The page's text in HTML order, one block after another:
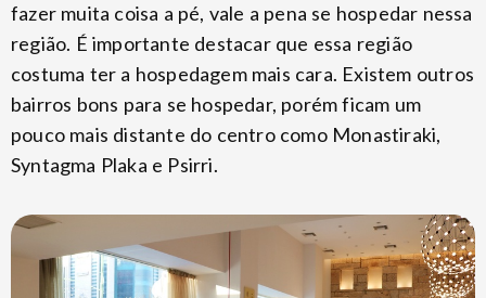
fazer muita coisa a pé, vale a pena se hospedar nessa
região. É importante destacar que essa região
costuma ter a hospedagem mais cara. Existem outros
bairros bons para se hospedar, porém ficam um
pouco mais distante do centro como Monastiraki,
Syntagma Plaka e Psirri.